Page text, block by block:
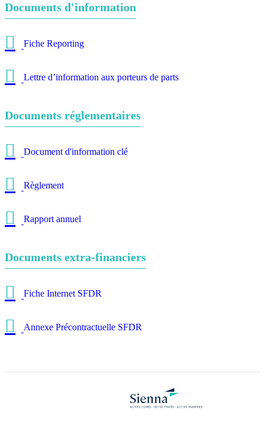
Documents d'information
Fiche Reporting
Lettre d’information aux porteurs de parts
Documents réglementaires
Document d'information clé
Règlement
Rapport annuel
Documents extra-financiers
Fiche Internet SFDR
Annexe Précontractuelle SFDR